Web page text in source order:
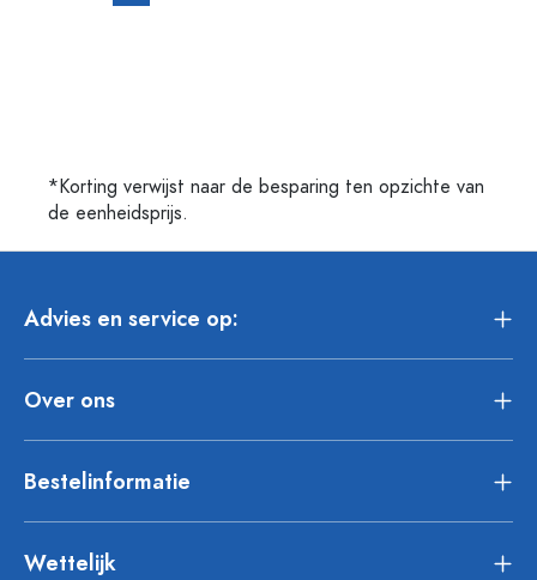
*Korting verwijst naar de besparing ten opzichte van
de eenheidsprijs.
Advies en service op:
Over ons
Bestelinformatie
Wettelijk